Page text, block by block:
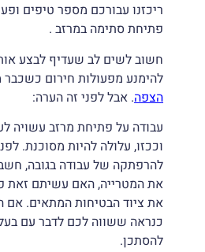
ריכזנו עבורכם מספר טיפים
פתיחת סתימה במרזב .
חשוב לשים לב שעדיף לבצע
להימנע מפעולות חירום כשכבר
הצפה. אבל לפני זה הערה:
עבודה על פתיחת מרזב עשויה
וככזו, עלולה להיות מסוכנת.
להרפתקה של עבודה בגובה,
את המטרייה, האם עשיתם זאת
את ציוד הבטיחות המתאים. אם
כנראה ששווה לכם לדבר עם בעל
להסתכן.